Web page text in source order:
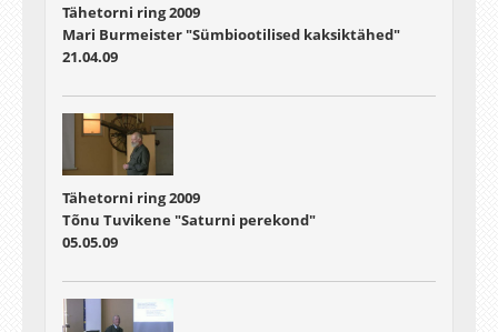
Tähetorni ring 2009
Mari Burmeister "Sümbiootilised kaksiktähed"
21.04.09
Tähetorni ring 2009
Tõnu Tuvikene "Saturni perekond"
05.05.09